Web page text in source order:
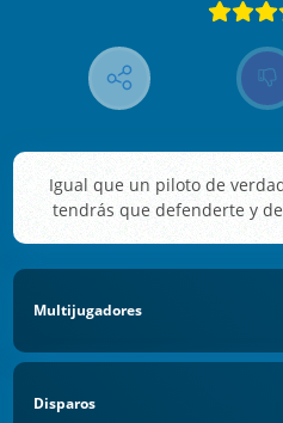
Igual que un piloto de
tendrás que defenderte y
Multijugadores
Disparos